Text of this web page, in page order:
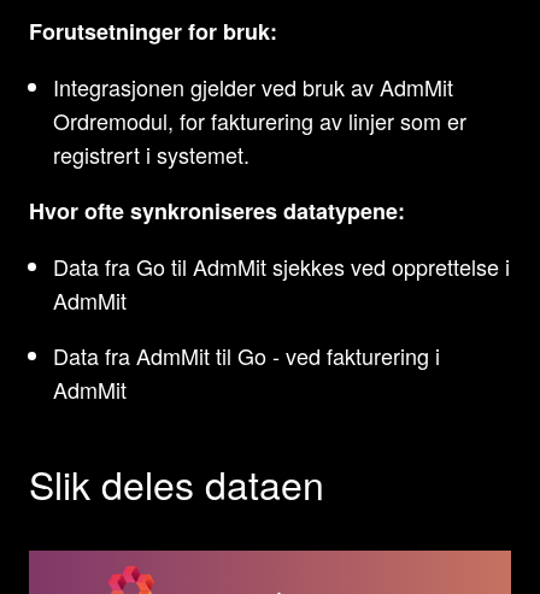
Forutsetninger for bruk:
Integrasjonen gjelder ved bruk av AdmMit
Ordremodul, for fakturering av linjer som er
registrert i systemet.
Hvor ofte synkroniseres datatypene:
Data fra Go til AdmMit sjekkes ved opprettelse i
AdmMit
Data fra AdmMit til Go - ved fakturering i
AdmMit
Slik deles dataen